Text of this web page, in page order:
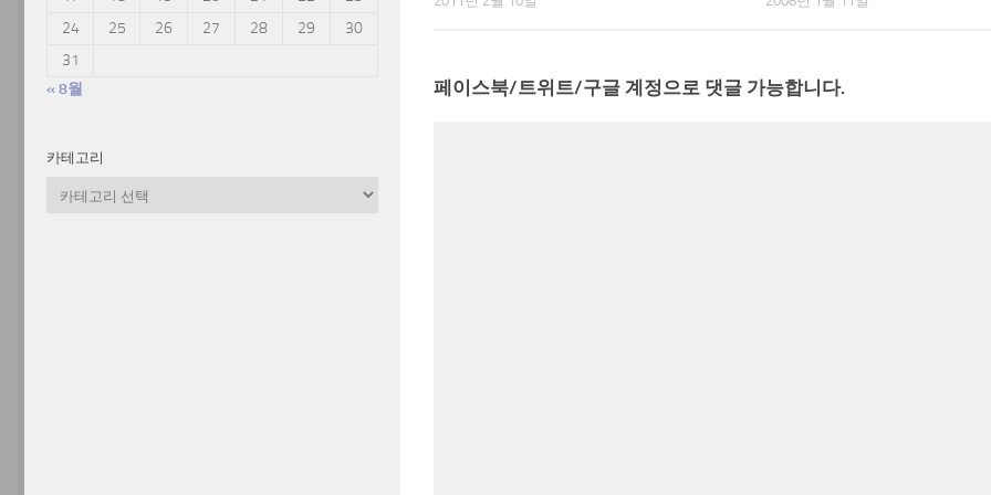
페이스북/트위트/구글 계정으로 댓글 가능합니다.
24
25 26 27 28 29
30
31
« 8월
카테고리